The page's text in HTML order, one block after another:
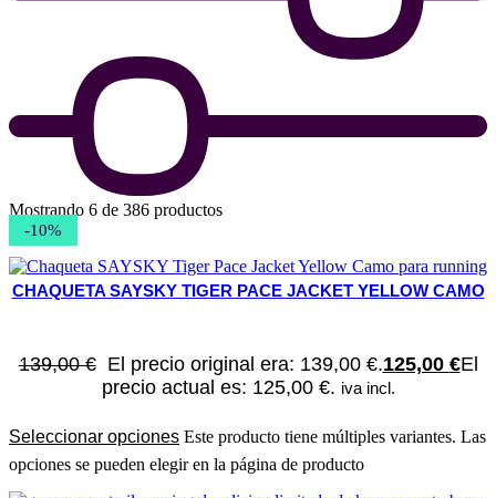
Mostrando 6 de 386 productos
-10%
CHAQUETA SAYSKY TIGER PACE JACKET YELLOW CAMO
139,00€ El precio original era: 139,00 €.125,00 €El
precio actual es: 125,00 €. iva incl.
Seleccionar opciones Este producto tiene múltiples variantes. Las
opciones se pueden elegir en la página de producto